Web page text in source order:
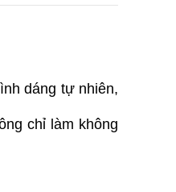
dáng tự nhiên,
chỉ làm không